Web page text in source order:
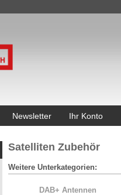
Newsletter Ihr Konto
Satelliten Zubehör
Weitere Unterkategorien:
DAB+ Antennen